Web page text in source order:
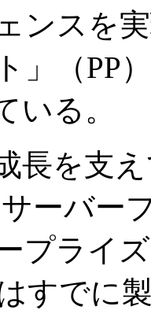
ンスを
」（PP
いる。
を支え
ーバー
プライ
すでに